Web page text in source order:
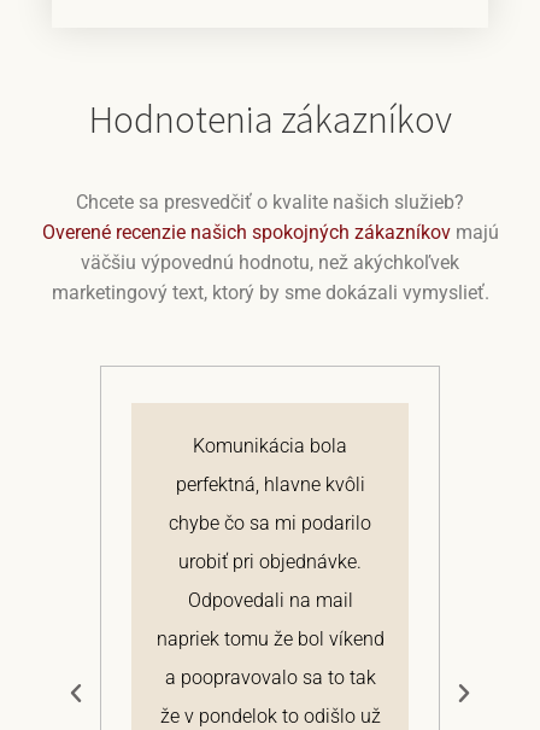
Hodnotenia zákazníkov
Chcete sa presvedčiť o kvalite našich služieb?
Overené recenzie našich spokojných zákazníkovmajú
väčšiu výpovednú hodnotu, než akýchkoľvek
marketingový text, ktorý by sme dokázali vymyslieť.
Komunikácia bola
perfektná, hlavne kvôli
chybe čo sa mi podarilo
urobiť pri objednávke.
Odpovedali na mail
napriek tomu že bol víkend
a poopravovalo sa to tak
že v pondelok to odišlo už